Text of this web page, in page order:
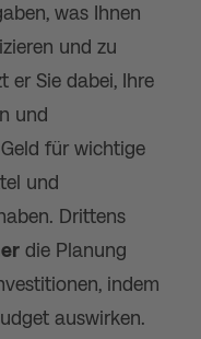
was Ihnen
und zu
er Sie dabei, Ihre
und
für wichtige
und
Drittens
die Planung
indem
auswirken.